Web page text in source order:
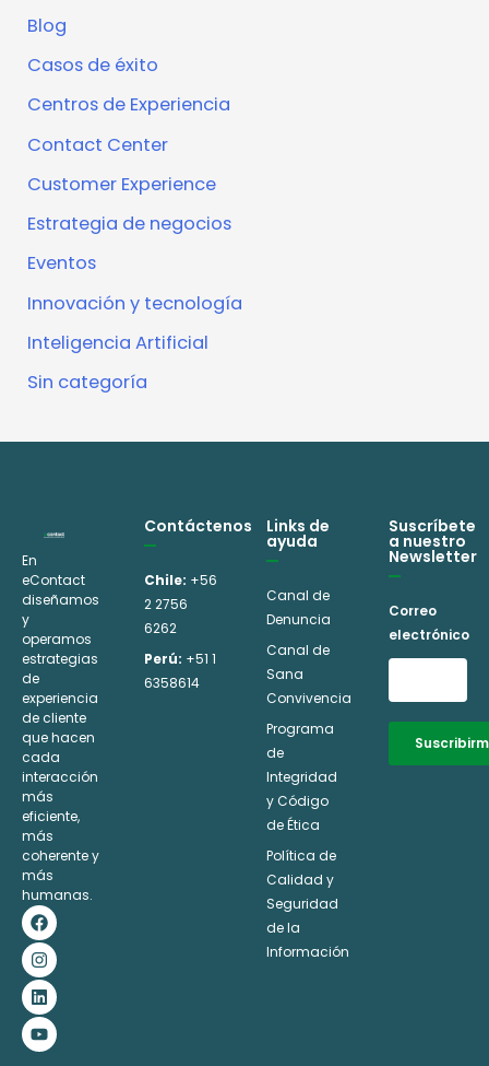
Blog
Casos de éxito
Centros de Experiencia
Contact Center
Customer Experience
Estrategia de negocios
Eventos
Innovación y tecnología
Inteligencia Artificial
Sin categoría
En
eContact
diseñamos
y
operamos
estrategias
de
experiencia
de cliente
que hacen
cada
interacción
más
eficiente,
más
coherente y
más
humanas.
F
a
c
e
b
o
o
k
I
n
s
t
a
g
r
a
m
L
i
n
k
e
d
i
n
Y
o
u
t
u
b
e
Contáctenos
Chile: +56
2 2756
6262
Perú: +51 1
6358614
Links de
ayuda
Canal de
Denuncia
Canal de
Sana
Convivencia
Programa
de
Integridad
y Código
de Ética
Política de
Calidad y
Seguridad
de la
Información
Suscríbete
a nuestro
Newsletter
Correo
electrónico